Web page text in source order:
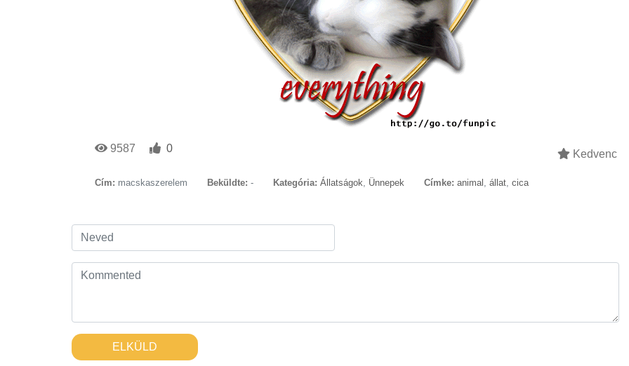
9587 0 Kedvenc
Cím: macskaszerelem Beküldte: - Kategória: Állatságok, Ünnepek Címke: animal , állat, cica
ELKÜLD